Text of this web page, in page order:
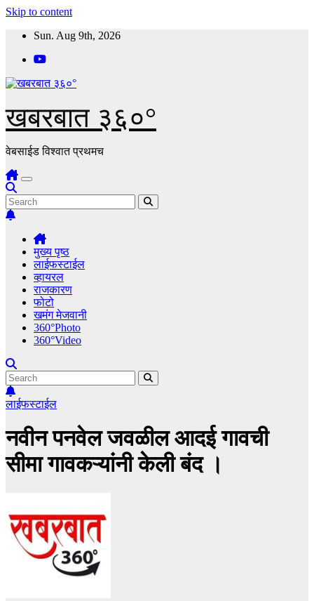
Skip to content
Sun. Aug 9th, 2026
खबरबात ३६०°
वेबसाईड विश्वात प्रथमच
मुख्य पृष्ठ
लाईफस्टाईल
व्हायरल
राजकारण
फोटो
खमंग मेजवानी
360°Photo
360°Video
लाईफस्टाईल
नवीन पनवेल जवळील आदई गावची
सीमा गावकऱ्यांनी केली बंद ।